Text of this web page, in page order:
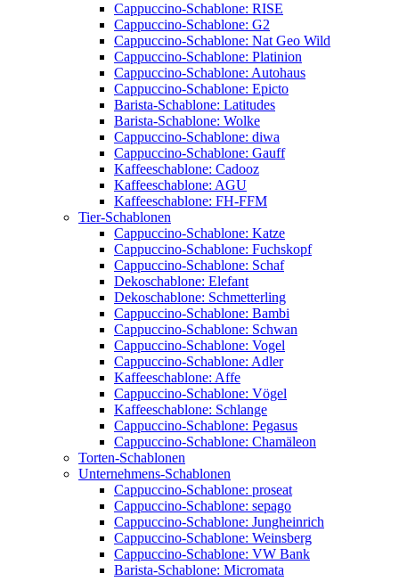
Cappuccino-Schablone: RISE
Cappuccino-Schablone: G2
Cappuccino-Schablone: Nat Geo Wild
Cappuccino-Schablone: Platinion
Cappuccino-Schablone: Autohaus
Cappuccino-Schablone: Epicto
Barista-Schablone: Latitudes
Barista-Schablone: Wolke
Cappuccino-Schablone: diwa
Cappuccino-Schablone: Gauff
Kaffeeschablone: Cadooz
Kaffeeschablone: AGU
Kaffeeschablone: FH-FFM
Tier-Schablonen
Cappuccino-Schablone: Katze
Cappuccino-Schablone: Fuchskopf
Cappuccino-Schablone: Schaf
Dekoschablone: Elefant
Dekoschablone: Schmetterling
Cappuccino-Schablone: Bambi
Cappuccino-Schablone: Schwan
Cappuccino-Schablone: Vogel
Cappuccino-Schablone: Adler
Kaffeeschablone: Affe
Cappuccino-Schablone: Vögel
Kaffeeschablone: Schlange
Cappuccino-Schablone: Pegasus
Cappuccino-Schablone: Chamäleon
Torten-Schablonen
Unternehmens-Schablonen
Cappuccino-Schablone: proseat
Cappuccino-Schablone: sepago
Cappuccino-Schablone: Jungheinrich
Cappuccino-Schablone: Weinsberg
Cappuccino-Schablone: VW Bank
Barista-Schablone: Micromata